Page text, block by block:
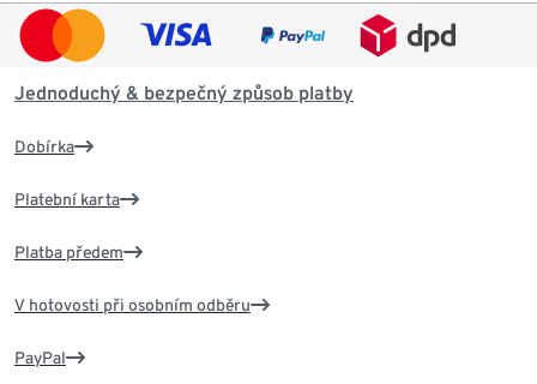
Jednoduchý & bezpečný způsob platby
Dobírka
Platební karta
Platba předem
V hotovosti při osobním odběru
PayPal